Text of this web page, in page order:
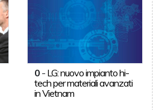
0 - LG: nuovo impianto hi-
tech per materiali avanzati
in Vietnam